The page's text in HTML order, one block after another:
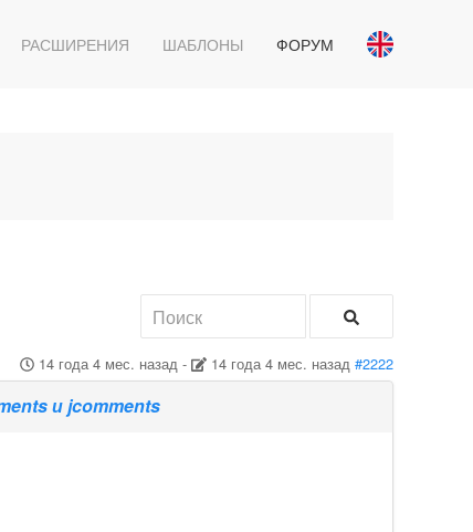
РАСШИРЕНИЯ ШАБЛОНЫ ФОРУМ
14 года 4 мес. назад- 14 года 4 мес. назад #2222
и jcomments